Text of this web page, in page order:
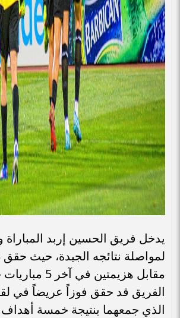
يدخل فريق الحسين إربد
مقابل هزيمتين
الفريق قد حقق فوزاً عريضاً في
الذي جمعهما بنتيجة خمسة أهداف